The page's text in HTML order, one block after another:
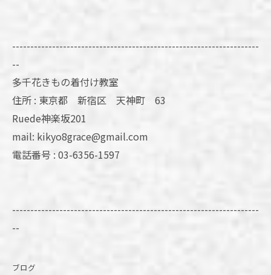
--------------------------------------------------------------------
--
多千花きもの着付け教室
住所 : 東京都 新宿区 天神町 63
Ruede神楽坂201
mail: kikyo8grace@gmail.com
電話番号 : 03-6356-1597
--------------------------------------------------------------------
--
ブログ